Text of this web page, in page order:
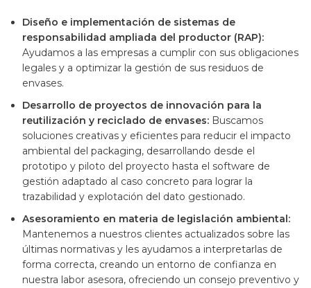
Diseño e implementación de sistemas de
responsabilidad ampliada del productor (RAP):
Ayudamos a las empresas a cumplir con sus obligaciones
legales y a optimizar la gestión de sus residuos de
envases.
Desarrollo de proyectos de innovación para la
reutilización y reciclado de envases: Buscamos
soluciones creativas y eficientes para reducir el impacto
ambiental del packaging, desarrollando desde el
prototipo y piloto del proyecto hasta el software de
gestión adaptado al caso concreto para lograr la
trazabilidad y explotación del dato gestionado.
Asesoramiento en materia de legislación ambiental:
Mantenemos a nuestros clientes actualizados sobre las
últimas normativas y les ayudamos a interpretarlas de
forma correcta, creando un entorno de confianza en
nuestra labor asesora, ofreciendo un consejo preventivo y